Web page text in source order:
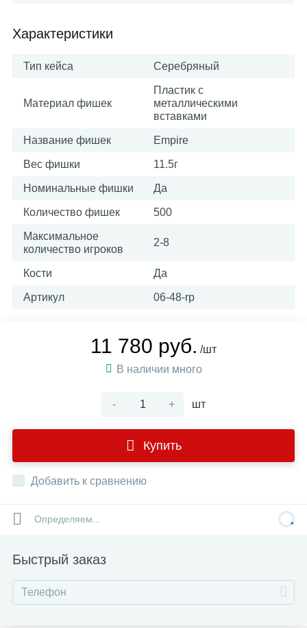
Характеристики
Тип кейса Серебряный
Материал фишек
Пластик с
металлическими
вставками
Название фишек Empire
Вес фишки 11.5г
Номинальные фишки Да
Количество фишек 500
Максимальное
количество игроков
2-8
Кости Да
Артикул 06-48-rp
11 780 руб. /шт
В наличии много
- + шт
Купить
Добавить к сравнению
Определяем...
Быстрый заказ